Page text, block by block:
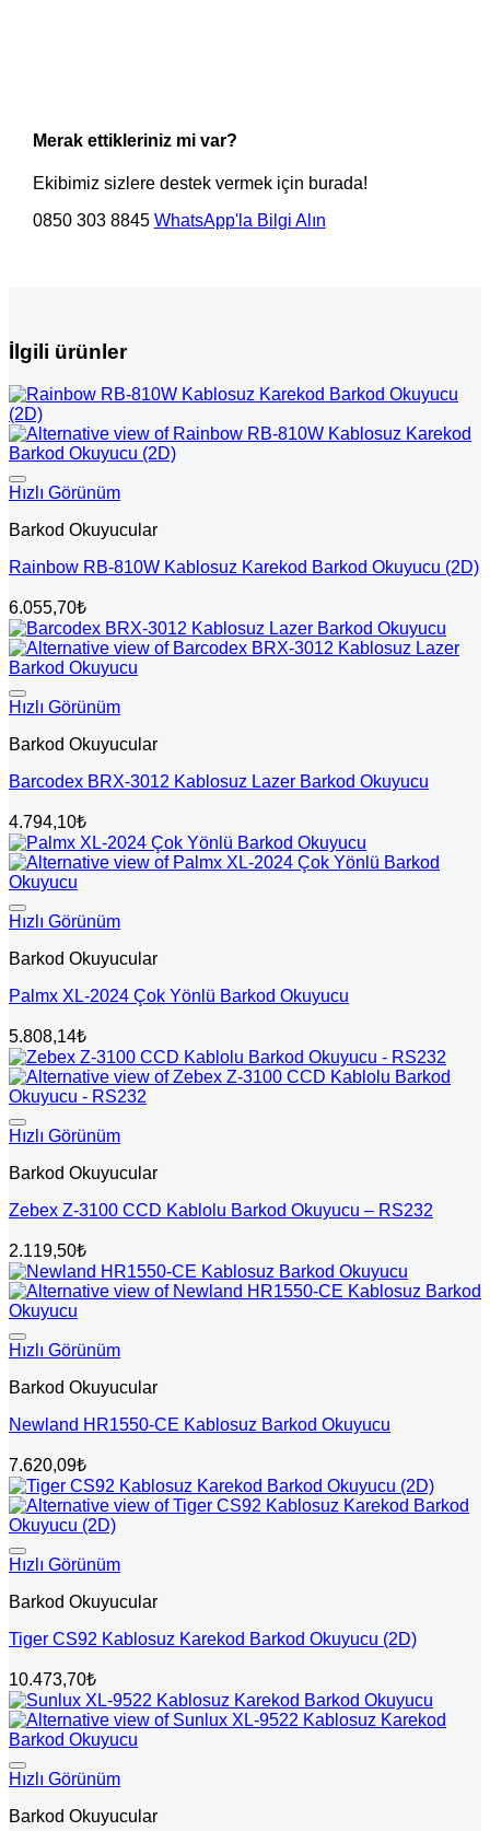
Merak ettikleriniz mi var?
Ekibimiz sizlere destek vermek için burada!
0850 303 8845 WhatsApp'la Bilgi Alın
İlgili ürünler
Hızlı Görünüm
Barkod Okuyucular
Rainbow RB-810W Kablosuz Karekod Barkod Okuyucu (2D)
6.055,70₺
Hızlı Görünüm
Barkod Okuyucular
Barcodex BRX-3012 Kablosuz Lazer Barkod Okuyucu
4.794,10₺
Hızlı Görünüm
Barkod Okuyucular
Palmx XL-2024 Çok Yönlü Barkod Okuyucu
5.808,14₺
Hızlı Görünüm
Barkod Okuyucular
Zebex Z-3100 CCD Kablolu Barkod Okuyucu – RS232
2.119,50₺
Hızlı Görünüm
Barkod Okuyucular
Newland HR1550-CE Kablosuz Barkod Okuyucu
7.620,09₺
Hızlı Görünüm
Barkod Okuyucular
Tiger CS92 Kablosuz Karekod Barkod Okuyucu (2D)
10.473,70₺
Hızlı Görünüm
Barkod Okuyucular